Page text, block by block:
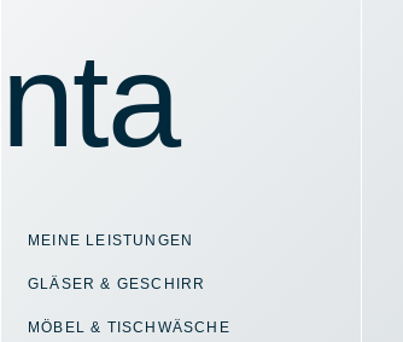
MEINE LEISTUNGEN
GLÄSER & GESCHIRR
MÖBEL & TISCHWÄSCHE